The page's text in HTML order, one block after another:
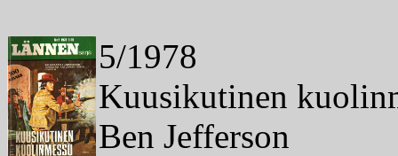
5/1978
Kuusikutinen
Ben Jefferson